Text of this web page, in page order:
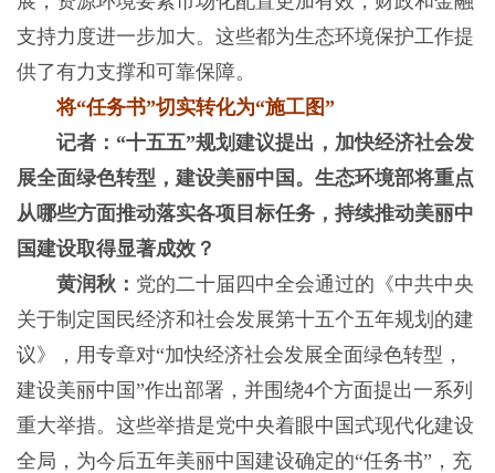
支持力度进一步加大。这些都为生态环境保护工作提
供了有力支撑和可靠保障。
将“任务书”切实转化为“施工图”
记者：“十五五”规划建议提出，加快经济社会发
展全面绿色转型，建设美丽中国。生态环境部将重点
从哪些方面推动落实各项目标任务，持续推动美丽中
国建设取得显著成效？
黄润秋： 党的二十届四中全会通过的《中共中央
关于制定国民经济和社会发展第十五个五年规划的建
议》，用专章对“加快经济社会发展全面绿色转型，
建设美丽中国”作出部署，并围绕4个方面提出一系列
重大举措。这些举措是党中央着眼中国式现代化建设
全局，为今后五年美丽中国建设确定的“任务书”，充